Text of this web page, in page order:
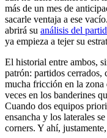
más de un mes de
sacarle ventaja a ese
abrirá su análisis del
ya empieza a tejer su
El historial entre ambos,
patrón: partidos cerrados,
mucha fricción en la zona
veces en los banderines
Cuando dos equipos
ensancha y los laterales
corners. Y ahí,